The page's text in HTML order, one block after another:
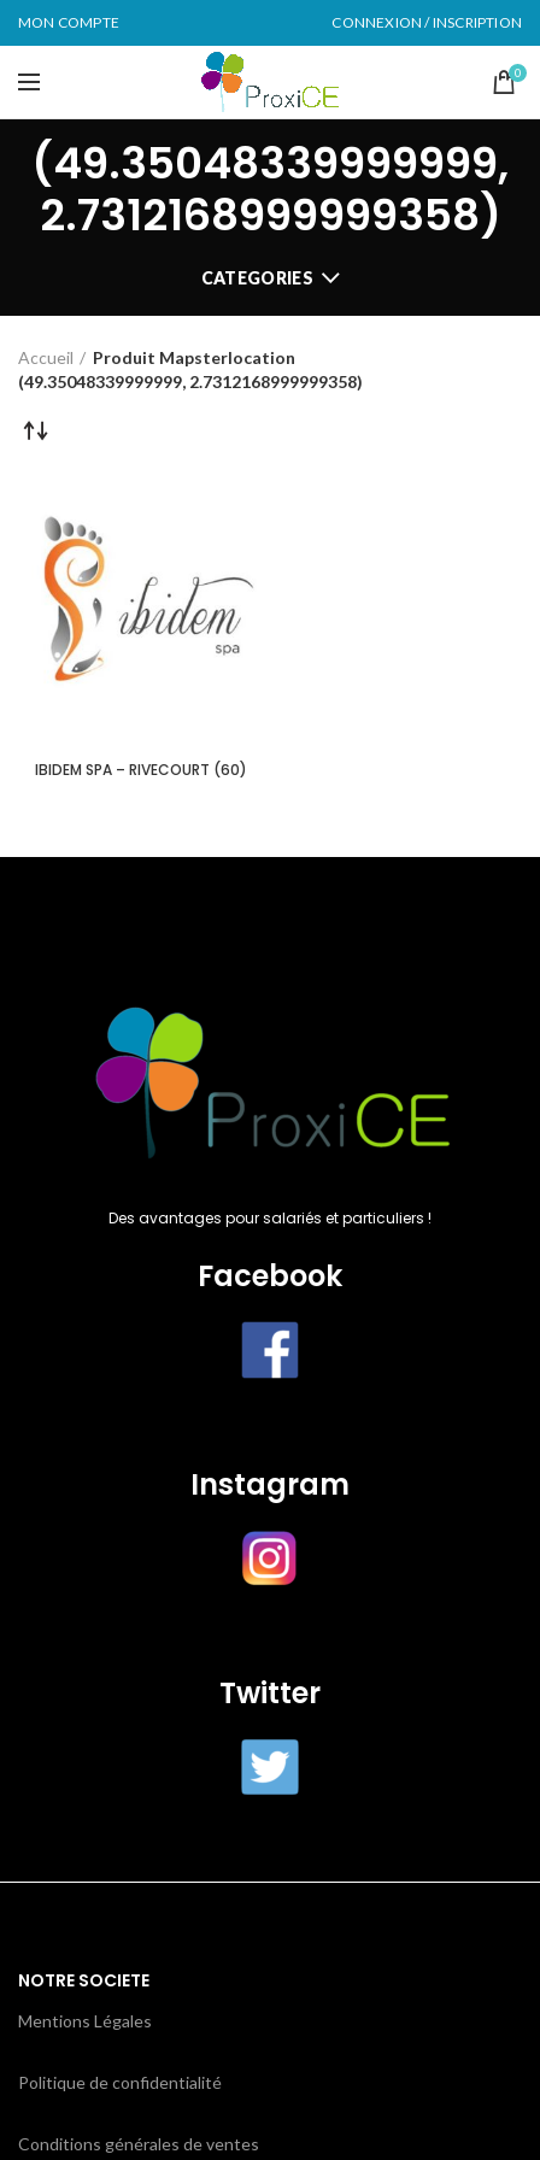
MON COMPTE CONNEXION / INSCRIPTION
0
(49.35048339999999,
2.7312168999999358)
CATEGORIES
Accueil
Produit Mapsterlocation
(49.35048339999999, 2.7312168999999358)
IBIDEM SPA – RIVECOURT (60)
Des avantages pour salariés et particuliers !
Facebook
Instagram
Twitter
NOTRE SOCIETE
Mentions Légales
Politique de confidentialité
Conditions générales de ventes